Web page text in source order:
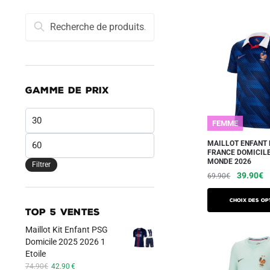
FEMME
MAILLOT ENFANT
FRANCE
MONDE 2026
69.90€
Le
prix
initial
était :
39.90€Le
Choix des
produit
plusieurs
variations.
Recherche
pour :
Recherche
GAMME DE PRIX
min
max
Filtrer
TOP 5 VENTES
Maillot Kit Enfant PSG
Domicile 2025 2026 1
Etoile
74.90€ Le
42.90 €Le